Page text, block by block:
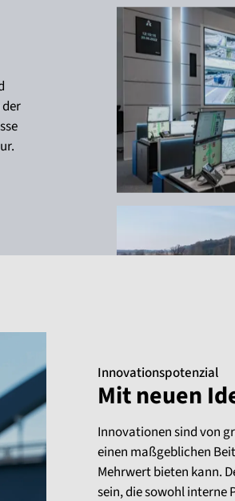
Innovationspotenzial
Mit neuen
Innovationen sind von
einen maßgeblichen
Mehrwert bieten kann.
sein, die sowohl interne